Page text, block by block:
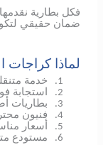
فكل بطارية
ضمان حقيقي
لماذا كراجات
1. خدمة متنقلة 24 ساعة تشمل جميع
2. استجابة
3. بطاريات
4. فنيون
5. أسعار
6. مستودع